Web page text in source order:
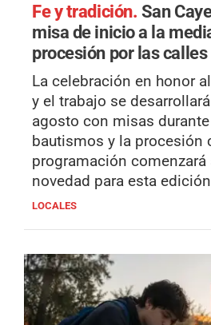
Fe y tradición. San
misa de inicio a la
procesión por las
La celebración en honor
y el trabajo se
agosto con misas
bautismos y la procesión
programación comenzará
novedad para esta
LOCALES